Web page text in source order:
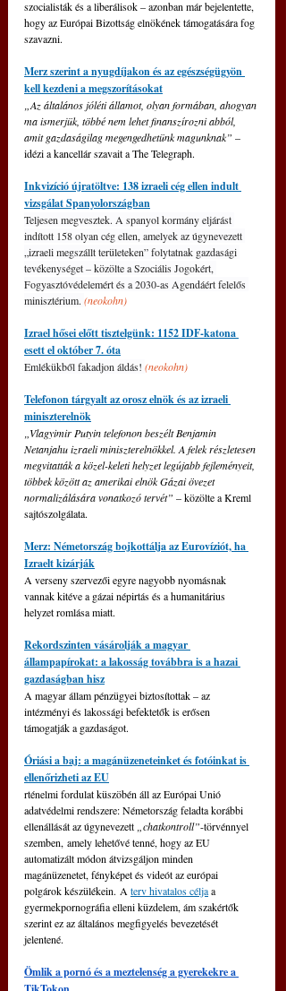
szocialisták és a liberálisok – azonban már bejelentette,
hogy az Európai Bizottság elnökének támogatására fog
szavazni.
Merz szerint a nyugdíjakon és az egészségügyön
kell kezdeni a megszorításokat
„Az általános jóléti államot, olyan formában, ahogyan
ma ismerjük, többé nem lehet finanszírozni abból,
amit gazdaságilag megengedhetünk magunknak” –
idézi a kancellár szavait a The Telegraph.
Inkvizíció újratöltve: 138 izraeli cég ellen indult
vizsgálat Spanyolországban
Teljesen megvesztek. A spanyol kormány eljárást
indított 158 olyan cég ellen, amelyek az úgynevezett
„izraeli megszállt területeken” folytatnak gazdasági
tevékenységet – közölte a Szociális Jogokért,
Fogyasztóvédelemért és a 2030-as Agendáért felelős
minisztérium. (neokohn)
Izrael hősei előtt tisztelgünk: 1152 IDF-katona
esett el október 7. óta
Emlékükből fakadjon áldás! (neokohn)
Telefonon tárgyalt az orosz elnök és az izraeli
miniszterelnök
„Vlagyimir Putyin telefonon beszélt Benjamin
Netanjahu izraeli miniszterelnökkel. A felek részletesen
megvitatták a közel-keleti helyzet legújabb fejleményeit,
többek között az amerikai elnök Gázai övezet
normalizálására vonatkozó tervét” – közölte a Kreml
sajtószolgálata.
Merz: Németország bojkottálja az Eurovíziót, ha
Izraelt kizárják
A verseny szervezői egyre nagyobb nyomásnak
vannak kitéve a gázai népirtás és a humanitárius
helyzet romlása miatt.
Rekordszinten vásárolják a magyar
állampapírokat: a lakosság továbbra is a hazai
gazdaságban hisz
A magyar állam pénzügyei biztosítottak – az
intézményi és lakossági befektetők is erősen
támogatják a gazdaságot.
Óriási a baj: a magánüzeneteinket és fotóinkat is
ellenőrizheti az EU
rténelmi fordulat küszöbén áll az Európai Unió
adatvédelmi rendszere: Németország feladta korábbi
ellenállását az úgynevezett „chatkontroll”-törvénnyel
szemben, amely lehetővé tenné, hogy az EU
automatizált módon átvizsgáljon minden
magánüzenetet, fényképet és videót az európai
polgárok készülékein. A terv hivatalos célja a
gyermekpornográfia elleni küzdelem, ám szakértők
szerint ez az általános megfigyelés bevezetését
jelentené.
Ömlik a pornó és a meztelenség a gyerekekre a